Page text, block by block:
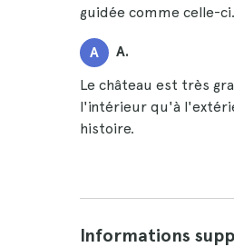
guidée comme celle-ci.
A A.
Le château est très
l'intérieur qu'à
histoire.
Informations